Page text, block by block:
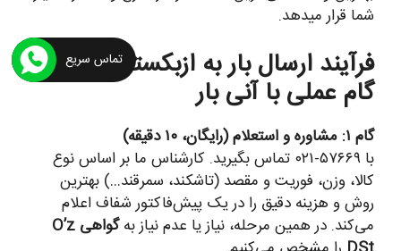
شما قرار میدهد.
فرآیند ارسال بار به ازبکستان در ۷
گام عملی با آنی بار
گام ۱: مشاوره و استعلام (رایگان، ۱۰ دقیقه)
با ۵۷۶۶۹-۰۲۱ تماس بگیرید. کارشناس ما بر اساس نوع
کالا، وزن، فوریت و مقصد (تاشکند، سمرقند…) بهترین
روش و هزینه دقیق را در یک پیش‌فاکتور شفاف اعلام
می‌کند. در همین مرحله، نیاز یا عدم نیاز به
گواهی O’z
تماس سریع